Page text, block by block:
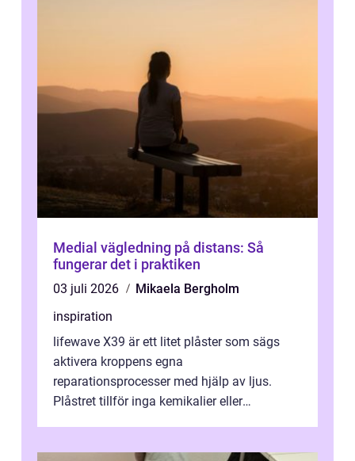
Medial vägledning på distans: Så
fungerar det i praktiken
03 juli 2026
Mikaela Bergholm
inspiration
lifewave X39 är ett litet plåster som sägs
aktivera kroppens egna
reparationsprocesser med hjälp av ljus.
Plåstret tillför inga kemikalier eller